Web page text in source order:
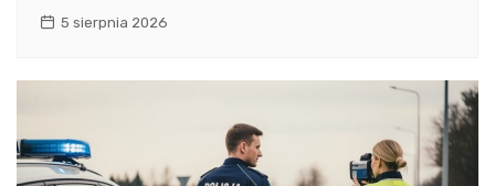
5 sierpnia 2026